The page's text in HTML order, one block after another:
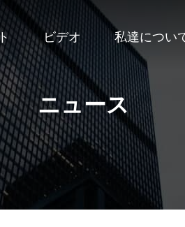
ビデオ 私達につい
ニュース